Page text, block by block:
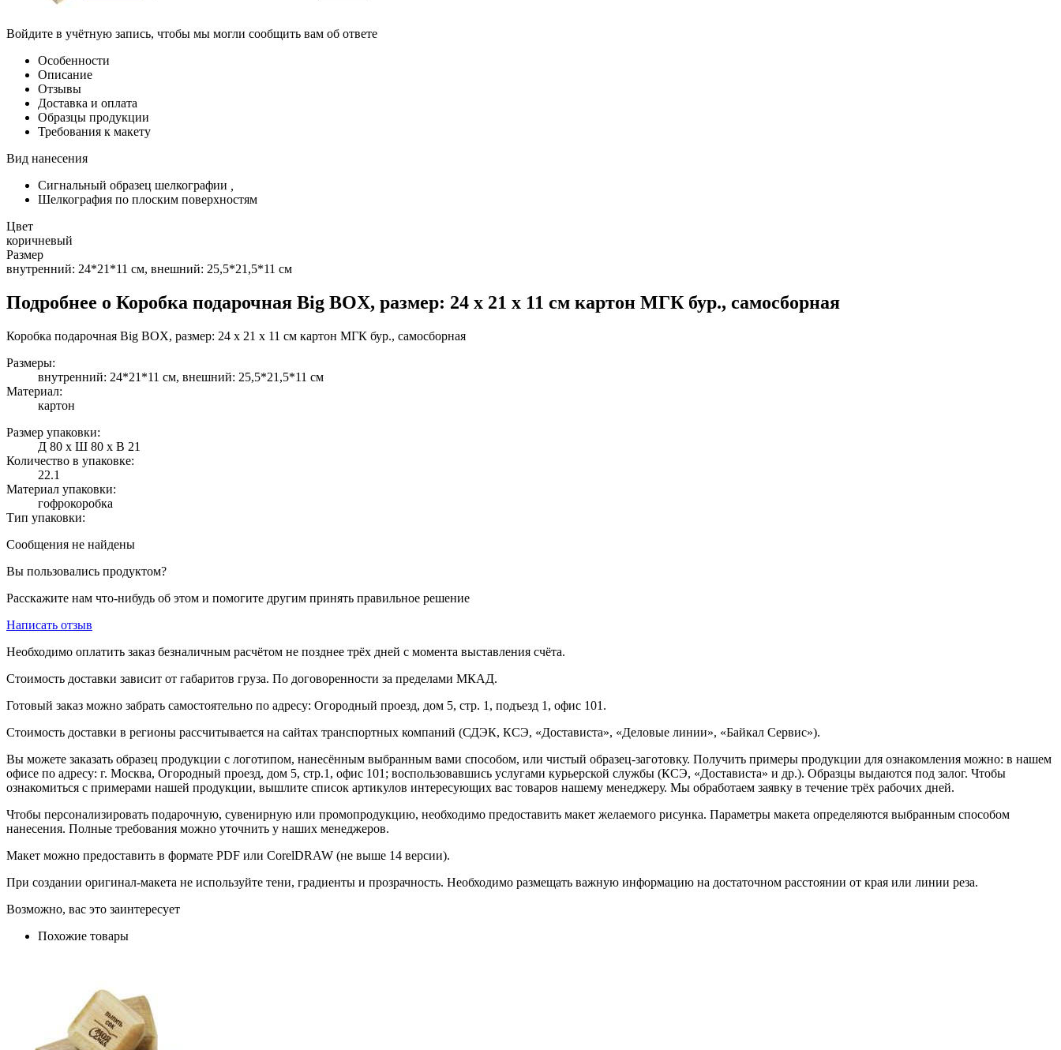
Войдите в учётную запись, чтобы мы могли сообщить вам об ответе
Особенности
Описание
Отзывы
Доставка и оплата
Образцы продукции
Требования к макету
Вид нанесения
Сигнальный образец шелкографии
Шелкография по плоским поверхностям
Цвет
коричневый
Размер
внутренний: 24*21*11 см, внешний: 25,5*21,5*11 см
Подробнее о Коробка подарочная Big BOX, размер: 24 x 21 x 11 см картон МГК бур., самосборная
Коробка подарочная Big BOX, размер: 24 x 21 x 11 см картон МГК бур., самосборная
Размеры:
внутренний: 24*21*11 см, внешний: 25,5*21,5*11 см
Материал:
картон
Размер упаковки:
Д 80 x Ш 80 x В 21
Количество в упаковке:
22.1
Материал упаковки:
гофрокоробка
Тип упаковки:
Сообщения не найдены
Вы пользовались продуктом?
Расскажите нам что-нибудь об этом и помогите другим принять правильное решение
Написать отзыв
Необходимо оплатить заказ безналичным расчётом не позднее трёх дней с момента выставления счёта.
Стоимость доставки зависит от габаритов груза. По договоренности за пределами МКАД.
Готовый заказ можно забрать самостоятельно по адресу: Огородный проезд, дом 5, стр. 1, подъезд 1, офис 101.
Стоимость доставки в регионы рассчитывается на сайтах транспортных компаний (СДЭК, КСЭ, «Достависта», «Деловые линии», «Байкал Сервис»).
Вы можете заказать образец продукции с логотипом, нанесённым выбранным вами способом, или чистый образец-заготовку. Получить примеры продукции для ознакомления можно: в нашем
офисе по адресу: г. Москва, Огородный проезд, дом 5, стр.1, офис 101; воспользовавшись услугами курьерской службы (КСЭ, «Достависта» и др.). Образцы выдаются под залог. Чтобы
ознакомиться с примерами нашей продукции, вышлите список артикулов интересующих вас товаров нашему менеджеру. Мы обработаем заявку в течение трёх рабочих дней.
Чтобы персонализировать подарочную, сувенирную или промопродукцию, необходимо предоставить макет желаемого рисунка. Параметры макета определяются выбранным способом
нанесения. Полные требования можно уточнить у наших менеджеров.
Макет можно предоставить в формате PDF или CorelDRAW (не выше 14 версии).
При создании оригинал-макета не используйте тени, градиенты и прозрачность. Необходимо размещать важную информацию на достаточном расстоянии от края или линии реза.
Возможно, вас это заинтересует
Похожие товары